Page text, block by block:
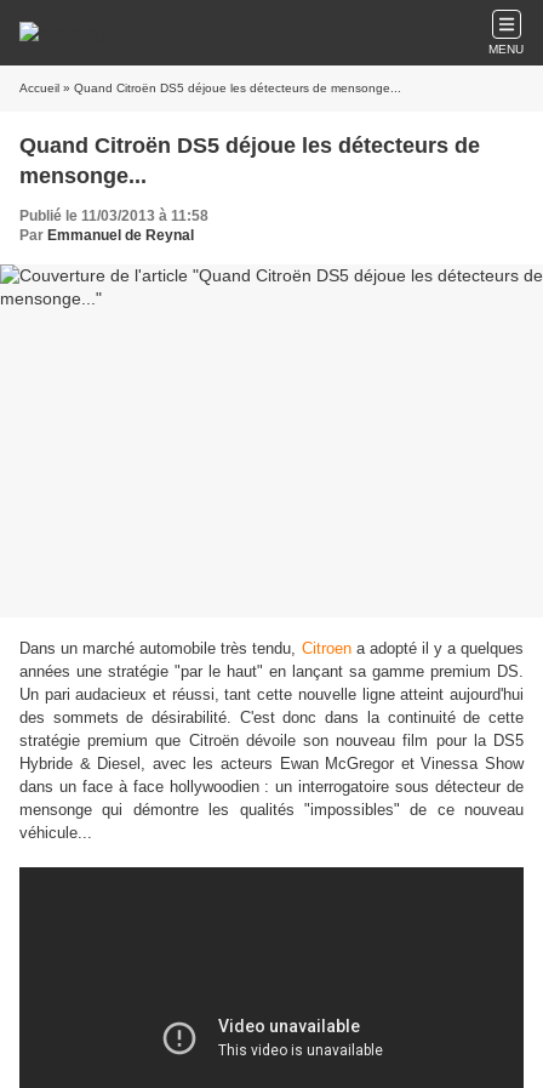
MENU
Accueil » Quand Citroën DS5 déjoue les détecteurs de mensonge...
Quand Citroën DS5 déjoue les détecteurs de
mensonge...
Publié le 11/03/2013 à 11:58
Par Emmanuel de Reynal
Dans un marché automobile très tendu, Citroen a adopté il y a quelques
années une stratégie "par le haut" en lançant sa gamme premium DS.
Un pari audacieux et réussi, tant cette nouvelle ligne atteint aujourd'hui
des sommets de désirabilité. C'est donc dans la continuité de cette
stratégie premium que Citroën dévoile son nouveau film pour la DS5
Hybride & Diesel, avec les acteurs Ewan McGregor et Vinessa Show
dans un face à face hollywoodien : un interrogatoire sous détecteur de
mensonge qui démontre les qualités "impossibles" de ce nouveau
véhicule...